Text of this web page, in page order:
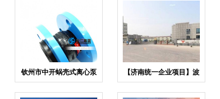
钦州市中开蜗壳式离心泵
橡胶软连接
【济南统一企业项目】波
纹补偿器合同